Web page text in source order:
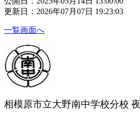
更新日：2026年07月07日 19:23:03
一覧画面へ
相模原市立大野南中学校分校